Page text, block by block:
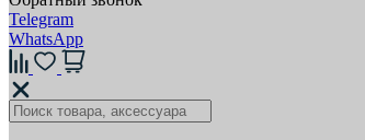
Telegram
WhatsApp